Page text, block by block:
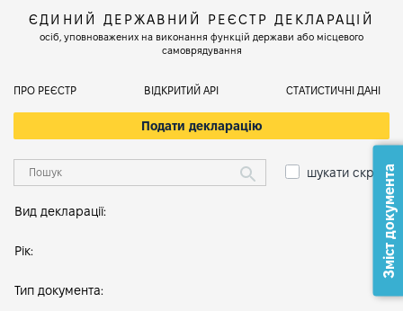
ЄДИНИЙ ДЕРЖАВНИЙ РЕЄСТР ДЕКЛАРАЦІЙ
осіб, уповноважених на виконання функцій держави або місцевого
самоврядування
ПРО РЕЄСТР ВІДКРИТИЙ АРІ СТАТИСТИЧНІ ДАНІ
Подати декларацію
шукати скрізь
Вид декларації:
Рік:
Тип документа:
Зміст документа